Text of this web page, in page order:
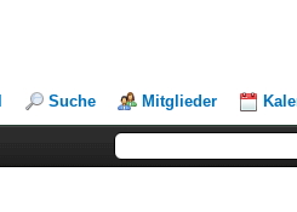
Suche Mitglieder